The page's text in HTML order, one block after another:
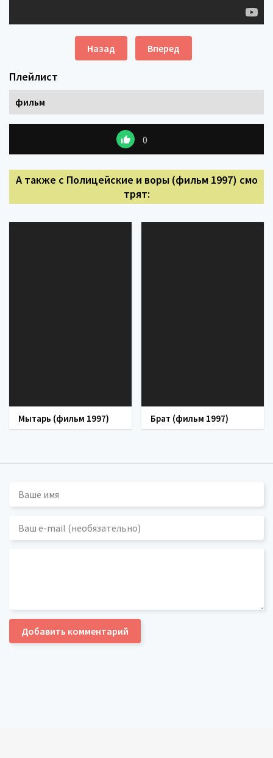
Назад Вперед
Плейлист
фильм
0
А также с Полицейские и воры (фильм 1997) смо
трят:
Мытарь (фильм 1997) Брат (фильм 1997)
Добавить комментарий